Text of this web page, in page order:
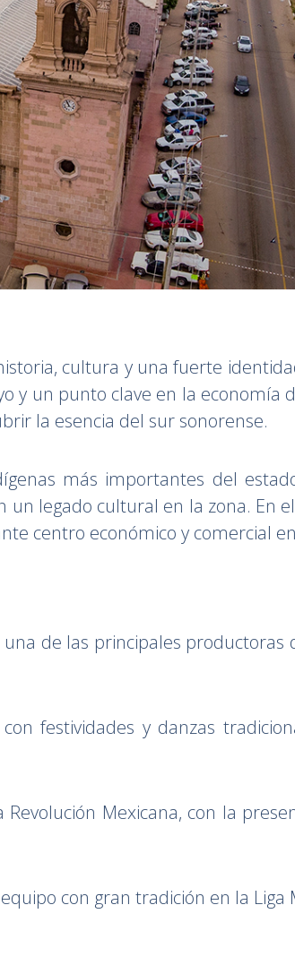
cultura y una fuerte
y un punto clave en la economía
la esencia del sur sonorense.
más importantes del
legado cultural en la zona. En
centro económico y comercial
de las principales productoras
festividades y danzas
Mexicana, con la
con gran tradición en la Liga